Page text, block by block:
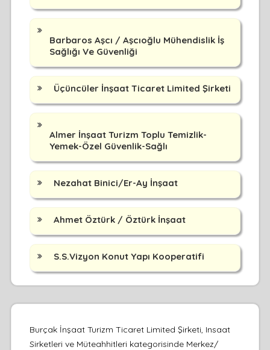
Barbaros Aşcı / Aşcıoğlu Mühendislik İş
Sağlığı Ve Güvenliği
Üçüncüler İnşaat Ticaret Limited Şirketi
Almer İnşaat Turizm Toplu Temizlik-
Yemek-Özel Güvenlik-Sağlı
Nezahat Binici/Er-Ay İnşaat
Ahmet Öztürk / Öztürk İnşaat
S.S.Vizyon Konut Yapı Kooperatifi
Burçak İnşaat Turizm Ticaret Limited Şirketi, Insaat
Sirketleri ve Müteahhitleri kategorisinde Merkez/